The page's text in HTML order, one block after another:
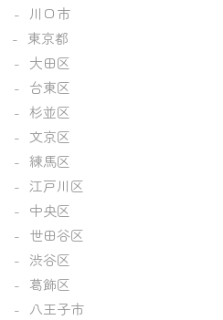
川口市
東京都
大田区
台東区
杉並区
文京区
練馬区
江戸川区
中央区
世田谷区
渋谷区
葛飾区
八王子市